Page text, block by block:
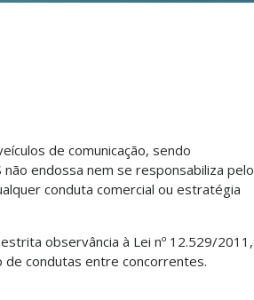
de comunicação, sendo
endossa nem se responsabiliza pelo
conduta comercial ou estratégia
observância à Lei nº 12.529/2011,
condutas entre concorrentes.